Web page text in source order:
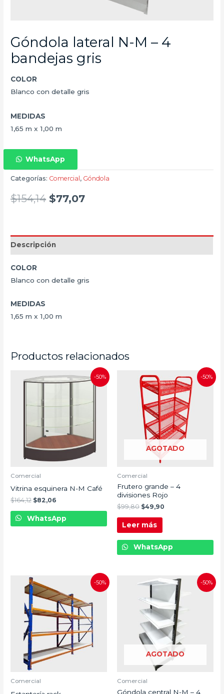
Góndola lateral N-M – 4
bandejas gris
COLOR
Blanco con detalle gris
MEDIDAS
1,65 m x 1,00 m
WhatsApp
Categorías: Comercial , Góndola
$154,14 $77,07
Descripción
COLOR
Blanco con detalle gris
MEDIDAS
1,65 m x 1,00 m
Productos relacionados
-50%
Comercial
Vitrina esquinera N-M Café
$164,12 $82,06
WhatsApp
-50%
AGOTADO
Comercial
Frutero grande – 4
divisiones Rojo
$99,80 $49,90
Leer más
WhatsApp
-50%
Comercial
-50%
AGOTADO
Comercial
Góndola central N-M – 4